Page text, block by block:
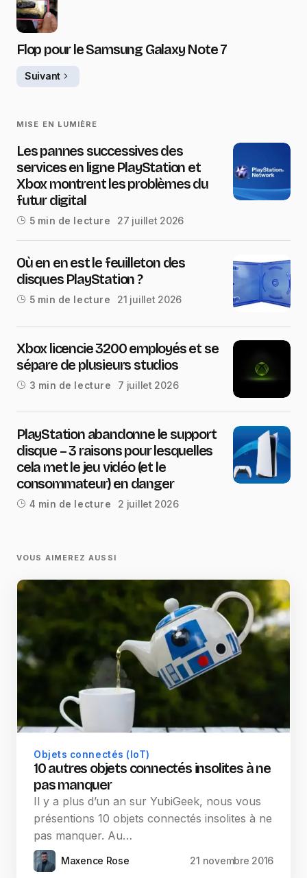
Flop pour le Samsung Galaxy Note 7
Suivant
MISE EN LUMIÈRE
Les pannes successives des
services en ligne PlayStation et
Xbox montrent les problèmes du
futur digital
5 min de lecture 27 juillet 2026
Où en en est le feuilleton des
disques PlayStation ?
5 min de lecture 21 juillet 2026
Xbox licencie 3200 employés et se
sépare de plusieurs studios
3 min de lecture 7 juillet 2026
PlayStation abandonne le support
disque – 3 raisons pour lesquelles
cela met le jeu vidéo (et le
consommateur) en danger
4 min de lecture 2 juillet 2026
VOUS AIMEREZ AUSSI
Objets connectés (IoT)
10 autres objets connectés insolites à ne
pas manquer
Il y a plus d’un an sur YubiGeek, nous vous
présentions 10 objets connectés insolites à ne
pas manquer. Au…
Maxence Rose 21 novembre 2016